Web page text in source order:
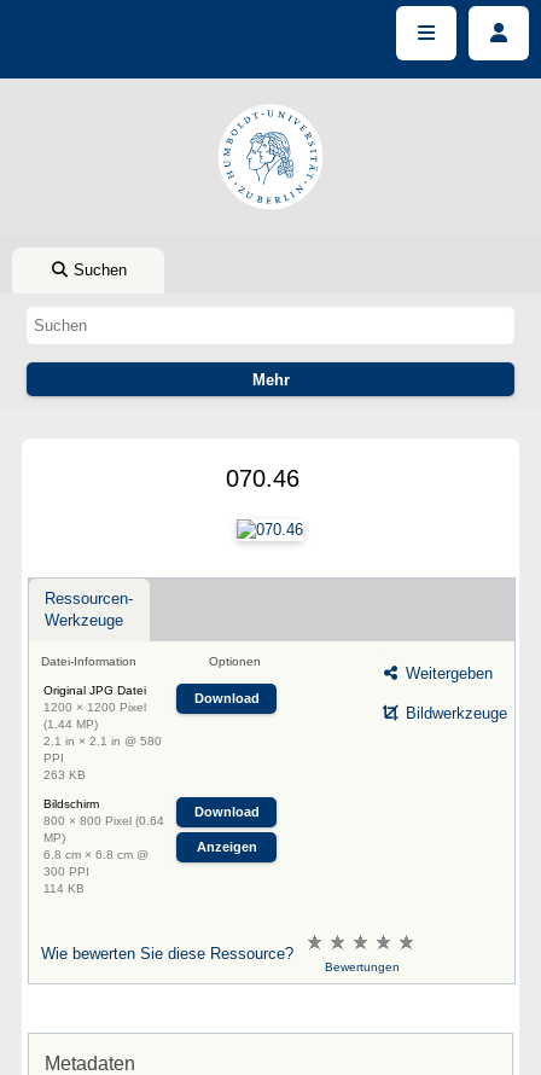
Suchen
070.46
Ressourcen-
Werkzeuge
Datei-Information Optionen
Original JPG Datei
1200 × 1200 Pixel
(1.44 MP)
2.1 in × 2.1 in @ 580
PPI
263 KB
Download
Bildschirm
800 × 800 Pixel (0.64
MP)
6.8 cm × 6.8 cm @
300 PPI
114 KB
Download
Anzeigen
Weitergeben
Bildwerkzeuge
Wie bewerten Sie diese Ressource?
Bewertungen
Metadaten